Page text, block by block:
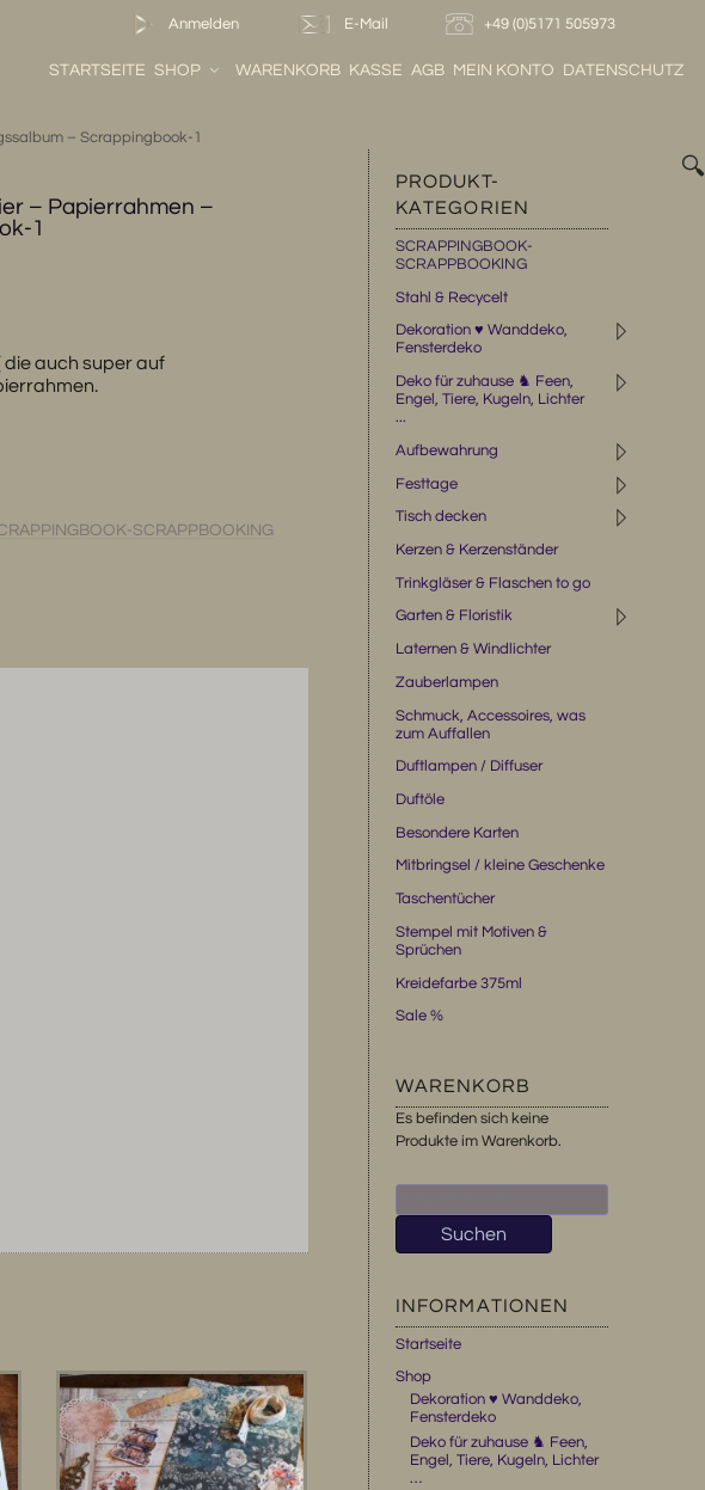
Anmelden E-Mail +49 (0)5171 505973
STARTSEITE SHOP WARENKORB KASSE AGB MEIN KONTO DATENSCHUTZ
– Scrappingbook-1
🔍
– Papierrahmen –
1
die auch super auf
SCRAPPBOOKING
PRODUKT-
KATEGORIEN
SCRAPPINGBOOK-
SCRAPPBOOKING
Stahl & Recycelt
◹
Dekoration ♥ Wanddeko,
Fensterdeko
◹
Deko für zuhause ♞ Feen,
Engel, Tiere, Kugeln, Lichter
...
◹
Aufbewahrung
◹
Festtage
◹
Tisch decken
Kerzen & Kerzenständer
Trinkgläser & Flaschen to go
◹
Garten & Floristik
Laternen & Windlichter
Zauberlampen
Schmuck, Accessoires, was
zum Auffallen
Duftlampen / Diffuser
Duftöle
Besondere Karten
Mitbringsel / kleine Geschenke
Taschentücher
Stempel mit Motiven &
Sprüchen
Kreidefarbe 375ml
Sale %
WARENKORB
Es befinden sich keine
Produkte im Warenkorb.
nach:
Suchen
INFORMATIONEN
Startseite
Shop
Dekoration ♥ Wanddeko,
Fensterdeko
Deko für zuhause ♞ Feen,
Engel, Tiere, Kugeln, Lichter
…